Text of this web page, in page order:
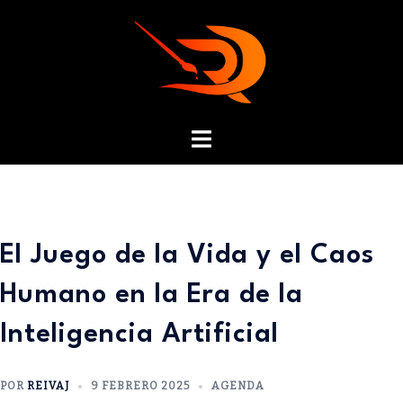
El Juego de la Vida y el Caos
Humano en la Era de la
Inteligencia Artificial
POR REIVAJ 9 FEBRERO 2025 AGENDA